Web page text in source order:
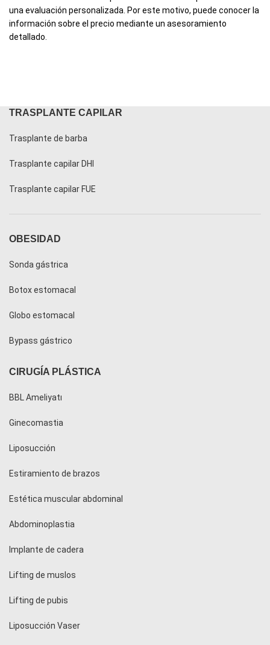
una evaluación personalizada. Por este motivo, puede conocer la
información sobre el precio mediante un asesoramiento
detallado.
TRASPLANTE CAPILAR
Trasplante de barba
Trasplante capilar DHI
Trasplante capilar FUE
OBESIDAD
Sonda gástrica
Botox estomacal
Globo estomacal
Bypass gástrico
CIRUGÍA PLÁSTICA
BBL Ameliyatı
Ginecomastia
Liposucción
Estiramiento de brazos
Estética muscular abdominal
Abdominoplastia
Implante de cadera
Lifting de muslos
Lifting de pubis
Liposucción Vaser